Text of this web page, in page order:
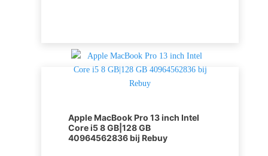
Apple MacBook Pro 13 inch Intel
Core i5 8 GB|128 GB
40964562836 bij Rebuy